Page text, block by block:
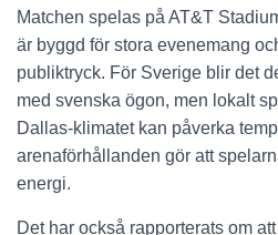
Matchen spelas på AT&T
är byggd för stora evenemang
publiktryck. För Sverige blir det
med svenska ögon, men lokalt
Dallas-klimatet kan påverka
arenaförhållanden gör att
energi.
Det har också rapporterats om